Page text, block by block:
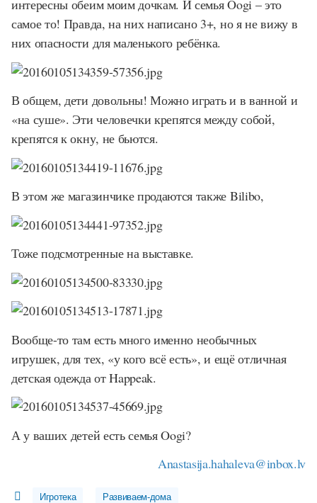
интересны обеим моим дочкам. И семья Oogi – это
самое то! Правда, на них написано 3+, но я не вижу в
них опасности для маленького ребёнка.
В общем, дети довольны! Можно играть и в ванной и
«на суше». Эти человечки крепятся между собой,
крепятся к окну, не бьются.
В этом же магазинчике продаются также Bilibo,
Тоже подсмотренные на выставке.
Вообще-то там есть много именно необычных
игрушек, для тех, «у кого всё есть», и ещё отличная
детская одежда от Happeak.
А у ваших детей есть семья Oogi?
Anastasija.hahaleva@inbox.lv
Игротека Развиваем-дома